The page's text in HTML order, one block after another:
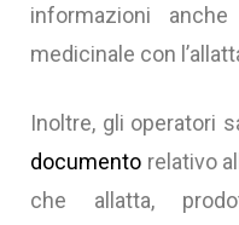
informazioni
medicinale con
Inoltre, gli operatori
documento relativo
che allatta,